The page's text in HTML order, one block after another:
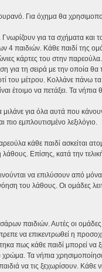
Για όχημα θα
για τα σχήματα
Κάθε παιδί της
κάρτες του στην
τη σειρά με την οποία
του μέτρου. Κολλάνε πάνω
έτοιμο να πετάξει. Τα
για όλα αυτά που
εμπλουτισμένο λεξιλόγιο.
κάθε παιδί ασκείται
Επίσης, κατά την
να επιλύσουν από
του λάθους. Οι ομάδες
παιδιών. Αυτές οι
να επικεντρωθεί η
πως κάθε παιδί μπορεί να
Τα νήπια
να τις ξεχωρίσουν. Κάθε